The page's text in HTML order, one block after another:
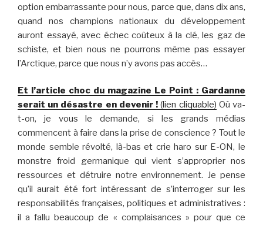
option embarrassante pour nous, parce que, dans dix ans,
quand nos champions nationaux du développement
auront essayé, avec échec coûteux à la clé, les gaz de
schiste, et bien nous ne pourrons même pas essayer
l’Arctique, parce que nous n’y avons pas accès…
Et l’article choc du magazine Le Point : Gardanne
serait un désastre en devenir !(lien cliquable) Où va-
t-on, je vous le demande, si les grands médias
commencent à faire dans la prise de conscience ? Tout le
monde semble révolté, là-bas et crie haro sur E-ON, le
monstre froid germanique qui vient s’approprier nos
ressources et détruire notre environnement. Je pense
qu’il aurait été fort intéressant de s’interroger sur les
responsabilités françaises, politiques et administratives :
il a fallu beaucoup de « complaisances » pour que ce